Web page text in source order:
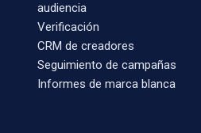
audiencia
Verificación
CRM de creadores
Seguimiento de campañas
Informes de marca blanca